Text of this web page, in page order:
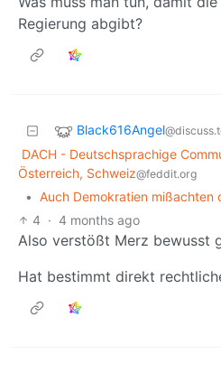
Regierung abgibt?
Black616Angel
DACH - Deutschsprachige
Österreich, Schweiz@feddit.org
• Auch Demokratien mißachten
4 · 4 months ago
Also verstößt Merz bewusst
Hat bestimmt direkt